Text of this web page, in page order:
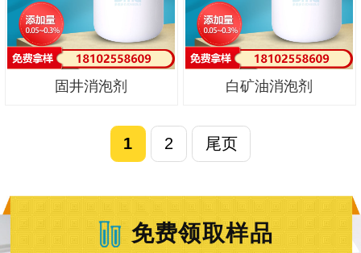
固井消泡剂 白矿油消泡剂
1 2 尾页
免费领取样品